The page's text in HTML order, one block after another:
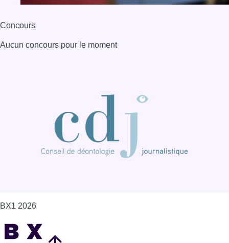
Concours
Aucun concours pour le moment
BX1 2026